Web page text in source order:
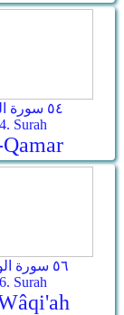
٥٤ سورة القمر
Surah
٥٦ سورة الواقعة
Surah